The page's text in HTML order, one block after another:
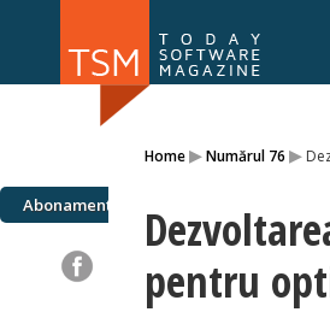
Home▸Numărul 76 ▸
Abonamente
pentru